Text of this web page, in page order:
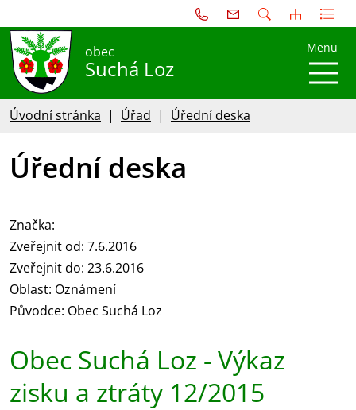
obec
Suchá Loz
Menu
Úvodní stránka Úřad Úřední deska
Úřední deska
Značka:
Zveřejnit od: 7.6.2016
Zveřejnit do: 23.6.2016
Oblast: Oznámení
Původce: Obec Suchá Loz
Obec Suchá Loz - Výkaz
zisku a ztráty 12/2015